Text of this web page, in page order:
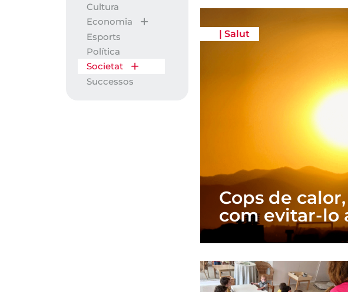
Cultura
Economia
Esports
Política
Societat
Successos
| Salut
Cops de
com evitar-lo